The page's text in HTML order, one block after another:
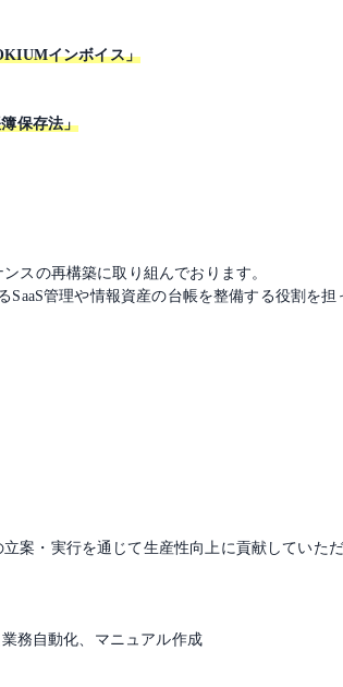
インボイス」
保存法」
スの再構築に取り組んでおります。
管理や情報資産の台帳を整備する役割を担
案・実行を通じて生産性向上に貢献していただ
務自動化、マニュアル作成